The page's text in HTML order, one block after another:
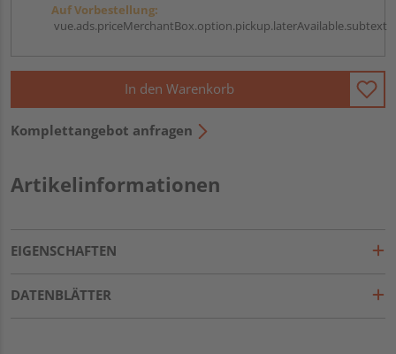
Auf Vorbestellung:
vue.ads.priceMerchantBox.option.pickup.laterAvailable.subtext
In den Warenkorb
Komplettangebot anfragen
Artikelinformationen
EIGENSCHAFTEN
DATENBLÄTTER